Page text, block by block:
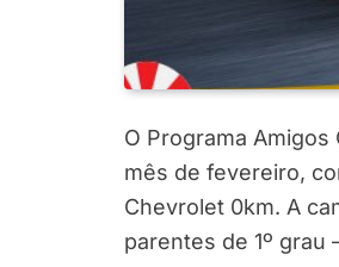
O Programa
mês de fevereiro,
Chevrolet 0km. A
parentes de 1º grau